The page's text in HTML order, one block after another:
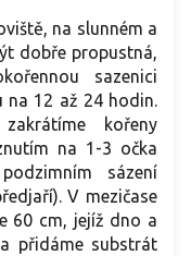
na slunném a
dobře propustná,
sazenici
na 12 až 24 hodin.
kořeny
na 1-3 očka
sázení
V mezičase
60 cm, jejíž dno a
přidáme substrát